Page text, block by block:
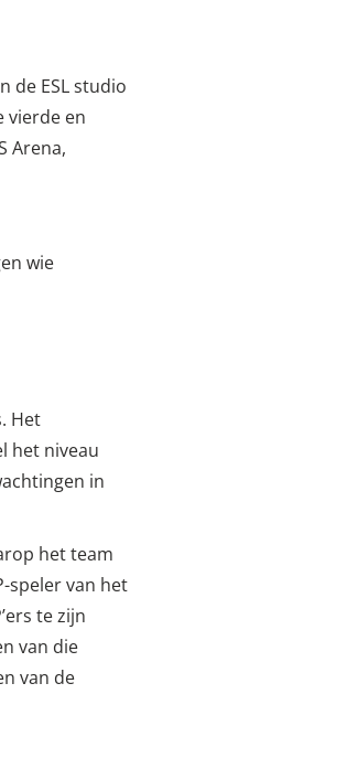
de ESL studio
vierde en
Arena,
wie
Het
het niveau
in
het team
speler van het
te zijn
van die
van de